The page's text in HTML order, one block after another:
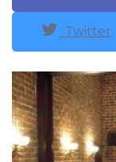
Twitter